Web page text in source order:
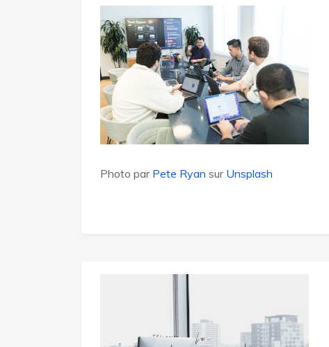
Photo par Pete Ryan sur Unsplash